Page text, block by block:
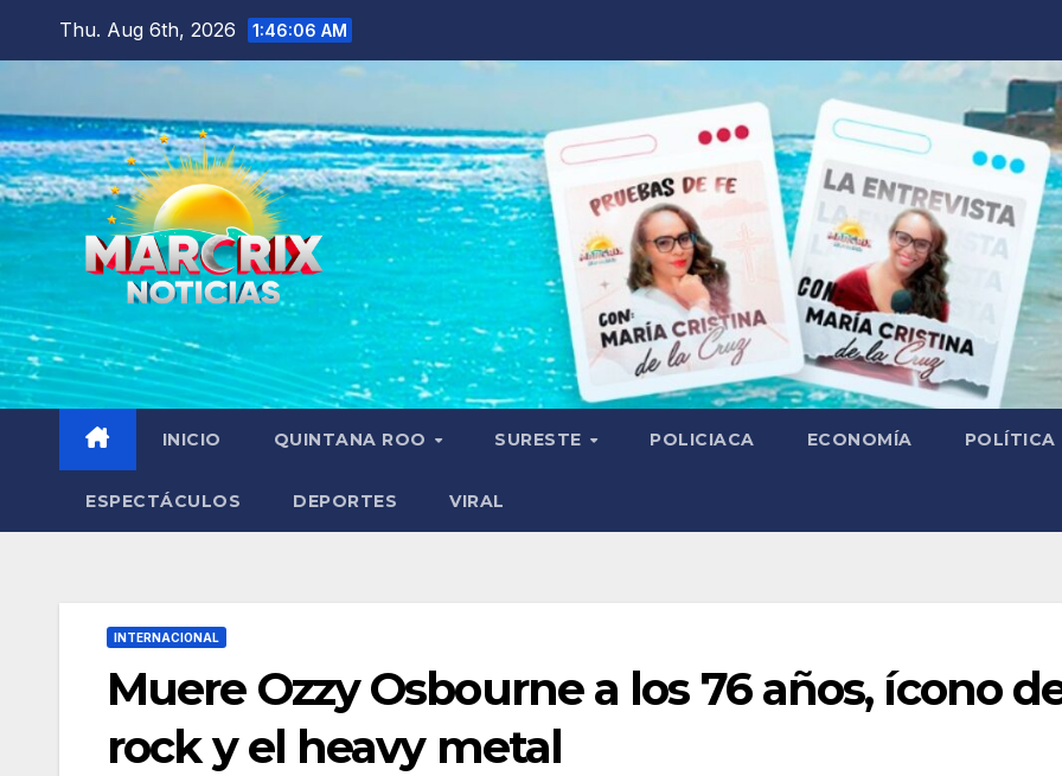
Thu. Aug 6th, 2026 1:46:07 AM
INICIO QUINTANA ROO SURESTE POLICIACA ECONOMÍA POLÍTICA
ESPECTÁCULOS DEPORTES VIRAL
INTERNACIONAL
Muere Ozzy Osbourne a los 76 años, ícono
rock y el heavy metal